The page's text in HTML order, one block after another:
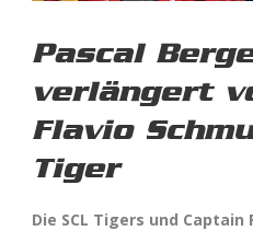
Pascal
verlängert
Flavio
Tiger
Die SCL Tigers und